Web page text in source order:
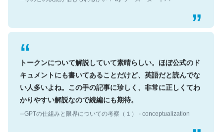
トークンについて解説していて素晴らしい。ほぼ公式のド
キュメントにも書いてあることだけど、英語だと読んでな
い人多いよね。この手の記事に珍しく、非常に正しくてわ
かりやすい解説なので続編にも期待。